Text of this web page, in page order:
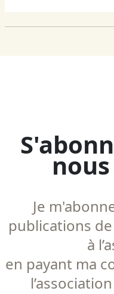
Je
publications
à
en payant ma